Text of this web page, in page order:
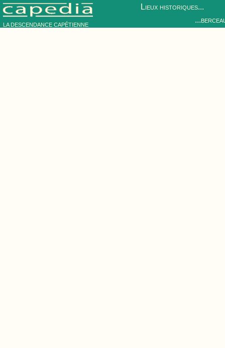
LA DESCENDANCE CAPÉTIENNE
Lieux historiques...